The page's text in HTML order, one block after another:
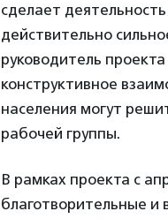
сделает
действительно
руководитель
конструктивное
населения могут
рабочей группы.
В рамках проекта с
благотворительные и